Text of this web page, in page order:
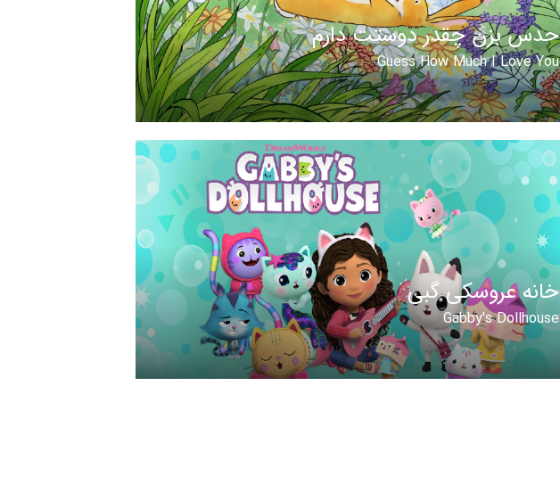
حدس بزن چقدر دوستت دارم
Guess How Much I Love You
خانه عروسکی گبی
Gabby's Dollhouse